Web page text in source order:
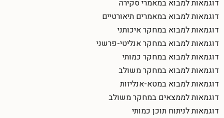
דוגמאות למבוא במאמרי סקירה
דוגמאות למבוא במאמרים תיאורטיים
דוגמאות למבוא במחקר איכותני
דוגמאות למבוא במחקר אנליטי-פרשני
דוגמאות למבוא במחקר כמותי
דוגמאות למבוא במחקר משולב
דוגמאות למבוא במטא-אנליזות
דוגמאות לממצאים במחקר משולב
דוגמאות לניתוח תוכן כמותי